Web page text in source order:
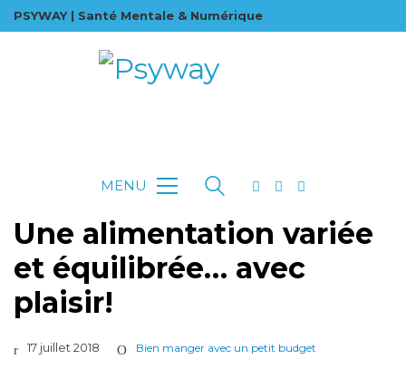
PSYWAY | Santé Mentale & Numérique
MENU
Une alimentation variée
et équilibrée… avec
plaisir!
17 juillet 2018 Bien manger avec un petit budget